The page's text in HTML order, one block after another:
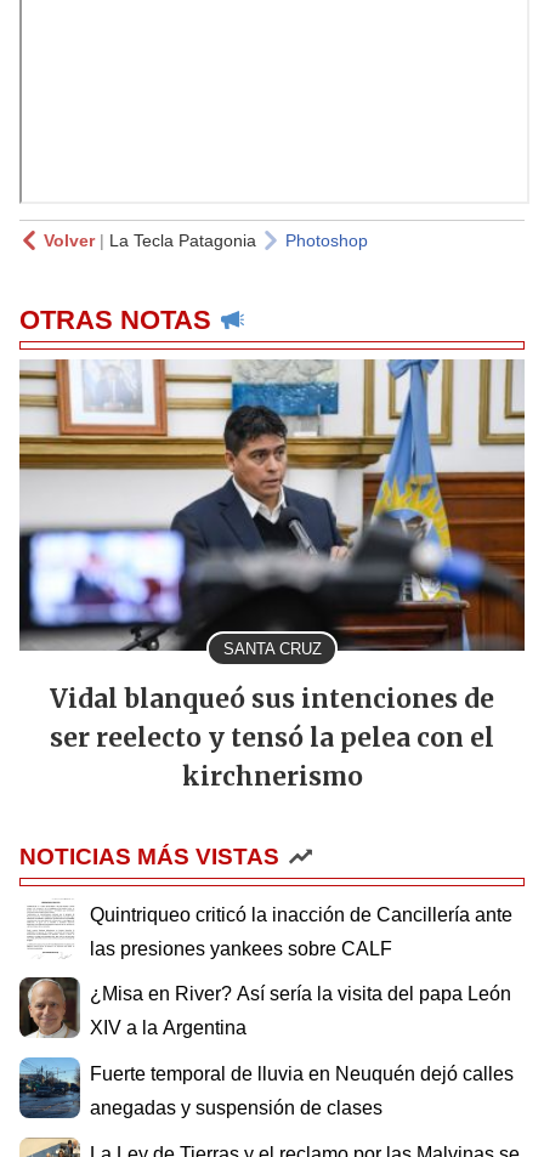
Volver| La Tecla Patagonia Photoshop
OTRAS NOTAS
SANTA CRUZ
Vidal blanqueó sus intenciones de
ser reelecto y tensó la pelea con el
kirchnerismo
NOTICIAS MÁS VISTAS
Quintriqueo criticó la inacción de Cancillería ante
las presiones yankees sobre CALF
¿Misa en River? Así sería la visita del papa León
XIV a la Argentina
Fuerte temporal de lluvia en Neuquén dejó calles
anegadas y suspensión de clases